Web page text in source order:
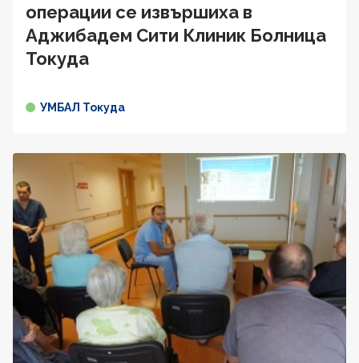
операции се извършиха в
Аджибадем Сити Клиник Болница
Токуда
УМБАЛ Токуда